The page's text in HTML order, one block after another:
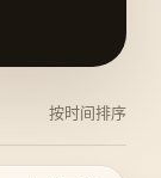
按时间排序